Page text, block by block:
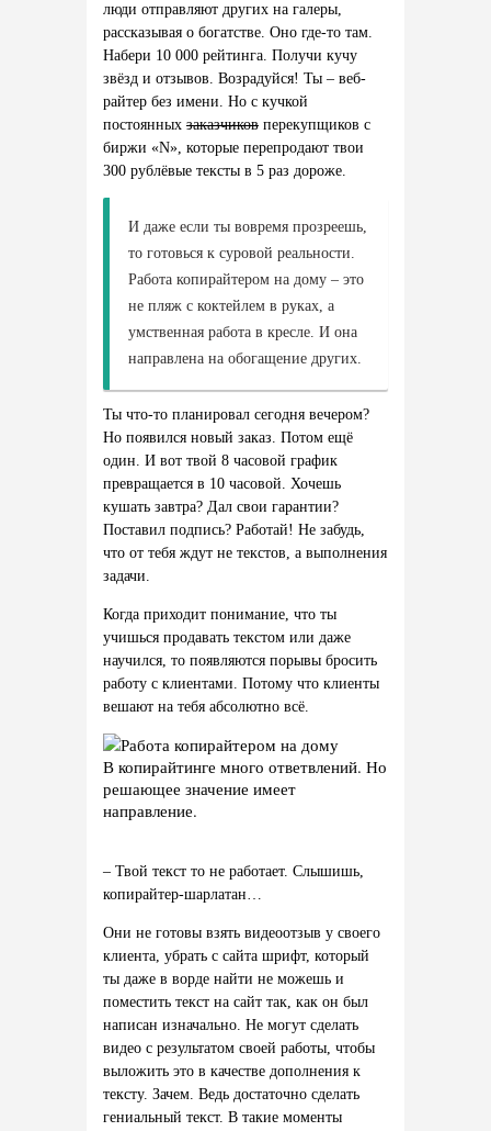
люди отправляют других на галеры,
рассказывая о богатстве. Оно где-то там.
Набери 10 000 рейтинга. Получи кучу
звёзд и отзывов. Возрадуйся! Ты – веб-
райтер без имени. Но с кучкой
постоянных заказчиков перекупщиков с
биржи «N», которые перепродают твои
300 рублёвые тексты в 5 раз дороже.
И даже если ты вовремя прозреешь,
то готовься к суровой реальности.
Работа копирайтером на дому – это
не пляж с коктейлем в руках, а
умственная работа в кресле. И она
направлена на обогащение других.
Ты что-то планировал сегодня вечером?
Но появился новый заказ. Потом ещё
один. И вот твой 8 часовой график
превращается в 10 часовой. Хочешь
кушать завтра? Дал свои гарантии?
Поставил подпись? Работай! Не забудь,
что от тебя ждут не текстов, а выполнения
задачи.
Когда приходит понимание, что ты
учишься продавать текстом или даже
научился, то появляются порывы бросить
работу с клиентами. Потому что клиенты
вешают на тебя абсолютно всё.
В копирайтинге много ответвлений. Но
решающее значение имеет
направление.
– Твой текст то не работает. Слышишь,
копирайтер-шарлатан…
Они не готовы взять видеоотзыв у своего
клиента, убрать с сайта шрифт, который
ты даже в ворде найти не можешь и
поместить текст на сайт так, как он был
написан изначально. Не могут сделать
видео с результатом своей работы, чтобы
выложить это в качестве дополнения к
тексту. Зачем. Ведь достаточно сделать
гениальный текст. В такие моменты